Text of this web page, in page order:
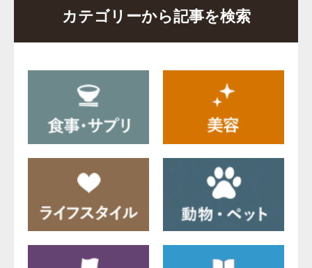
カテゴリーから記事を検索